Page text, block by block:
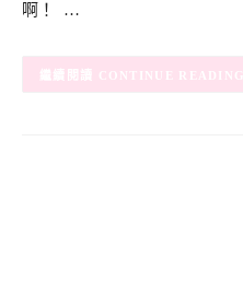
啊！ …
CONTINUE READING